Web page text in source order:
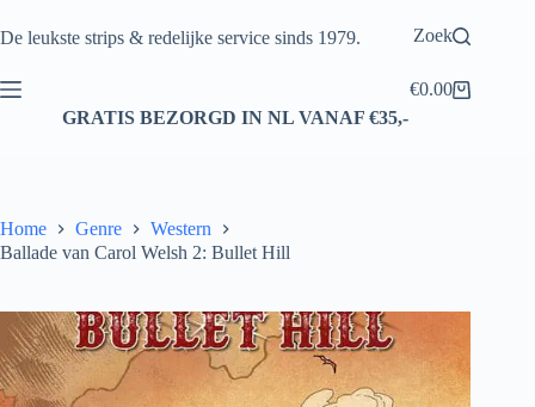
naar
De leukste strips & redelijke service sinds 1979. Zoek
Winkelwagen
€0.00
GRATIS BEZORGD IN NL VANAF €35,-
Home Genre
Western
Ballade van Carol Welsh 2: Bullet Hill